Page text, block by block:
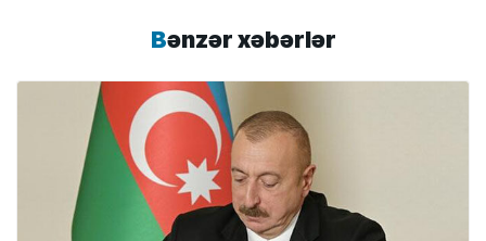
Bənzər xəbərlər